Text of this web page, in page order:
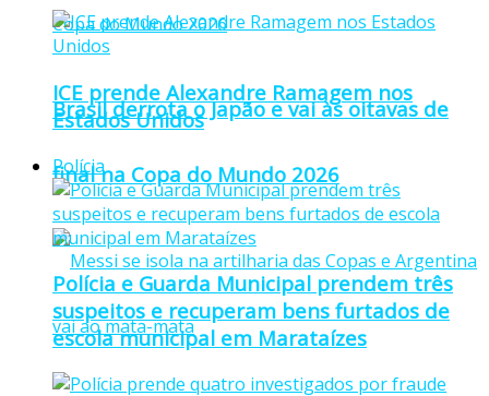
Brasil derrota o Japão e vai às oitavas de
final na Copa do Mundo 2026
ICE prende Alexandre Ramagem nos
Estados Unidos
Polícia
Polícia e Guarda Municipal prendem três
suspeitos e recuperam bens furtados de
escola municipal em Marataízes